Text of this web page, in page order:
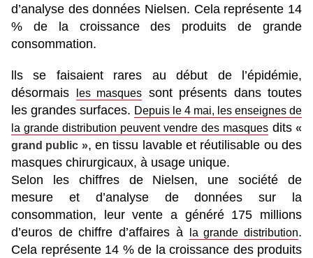
d’analyse des données Nielsen. Cela représente 14
% de la croissance des produits de grande
consommation.
lls se faisaient rares au début de l’épidémie,
désormais
les masques sont présents dans toutes
les grandes surfaces. Depuis le 4 mai, les enseignes de
la grande distribution peuvent vendre des masques dits «
grand public », en tissu lavable et réutilisable ou des
masques chirurgicaux, à usage unique.
Selon les chiffres de Nielsen, une société de
mesure et d’analyse de données sur la
consommation, leur vente a généré 175 millions
d’euros de chiffre d’affaires à
la grande distribution.
Cela représente 14 % de la croissance des produits